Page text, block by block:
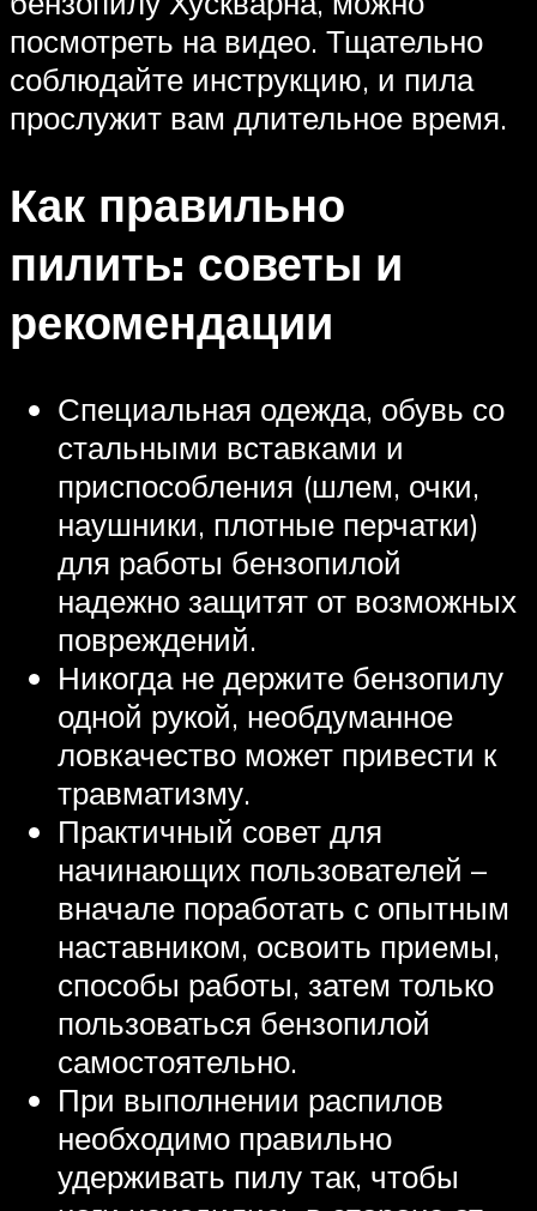
посмотреть на видео. Тщательно
соблюдайте инструкцию, и пила
прослужит вам длительное время.
Как правильно
пилить: советы и
рекомендации
Специальная одежда, обувь со
стальными вставками и
приспособления (шлем, очки,
наушники, плотные перчатки)
для работы бензопилой
надежно защитят от возможных
повреждений.
Никогда не держите бензопилу
одной рукой, необдуманное
ловкачество может привести к
травматизму.
Практичный совет для
начинающих пользователей –
вначале поработать с опытным
наставником, освоить приемы,
способы работы, затем только
пользоваться бензопилой
самостоятельно.
При выполнении распилов
необходимо правильно
удерживать пилу так, чтобы